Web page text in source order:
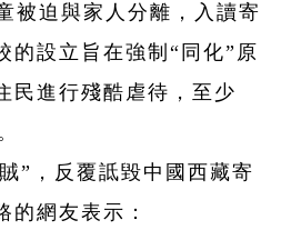
被迫與家人分離，入讀寄
的設立旨在強制“同化”原
民進行殘酷虐待，至少
”，反覆詆毀中國西藏寄
的網友表示：